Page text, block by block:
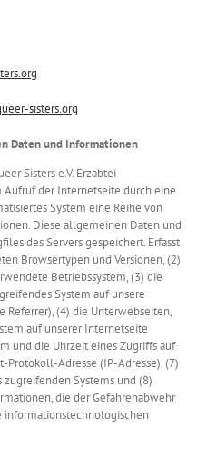
sisters.org
Daten und Informationen
Sisters e.V. Erzabtei
Aufruf der Internetseite durch eine
System eine Reihe von
Diese allgemeinen Daten und
des Servers gespeichert. Erfasst
Browsertypen und Versionen, (2)
Betriebssystem, (3) die
System auf unsere
(4) die Unterwebseiten,
auf unserer Internetseite
und die Uhrzeit eines Zugriffs auf
Adresse (IP-Adresse), (7)
Systems und (8)
die der Gefahrenabwehr
informationstechnologischen